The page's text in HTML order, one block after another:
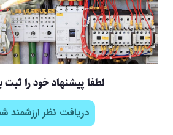
لطفا پیشنهاد خود را ثبت
دریافت نظر ارزشمند